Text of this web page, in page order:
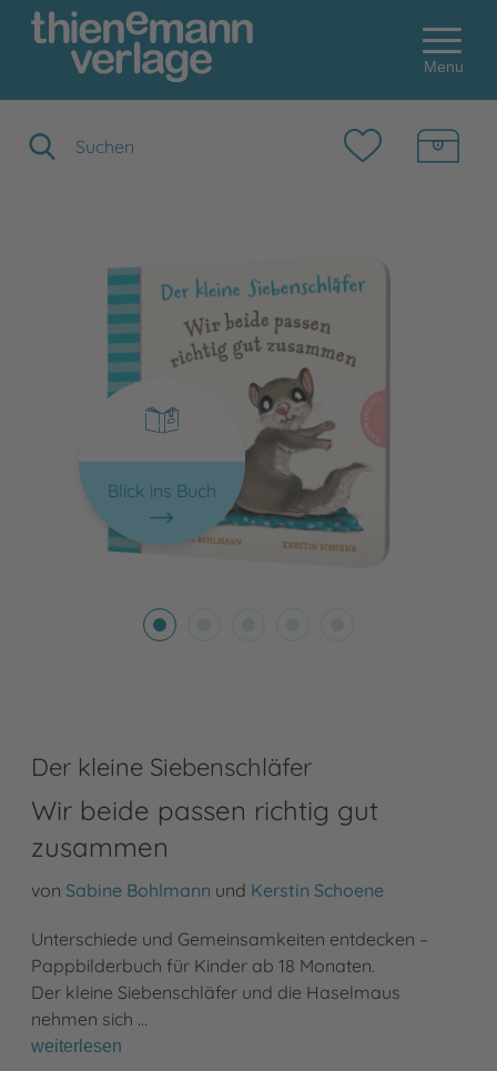
Menu
Blick ins Buch
Der kleine Siebenschläfer
Wir beide passen richtig gut
zusammen
von Sabine Bohlmann und Kerstin Schoene
Unterschiede und Gemeinsamkeiten entdecken –
Pappbilderbuch für Kinder ab 18 Monaten.
Der kleine Siebenschläfer und die Haselmaus
nehmen sich …
weiterlesen